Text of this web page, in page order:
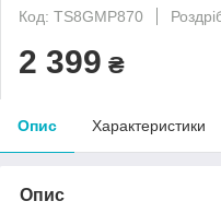
Код: TS8GMP870
2 399 ₴
Опис Характеристики
Опис